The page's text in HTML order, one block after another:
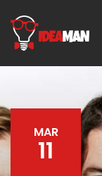
MAR
11